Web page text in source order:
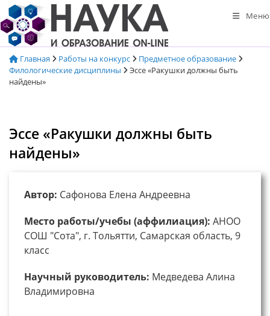
Перейти
к
содержимому
Меню
Главная Работы на конкурс
Предметное образование
Филологические дисциплины
Эссе «Ракушки должны быть
найдены»
Эссе «Ракушки должны быть
найдены»
Автор: Сафонова Елена Андреевна
Место работы/учебы (аффилиация): АНОО
СОШ "Сота", г. Тольятти, Самарская область, 9
класс
Научный руководитель: Медведева Алина
Владимировна